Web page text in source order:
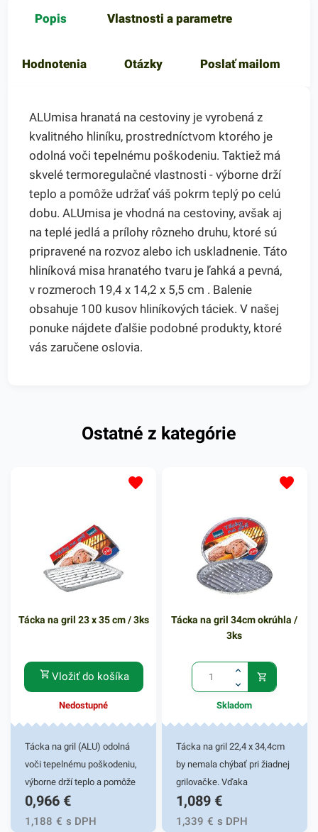
Popis Vlastnosti a parametre
Hodnotenia Otázky Poslať mailom
ALUmisa hranatá na cestoviny je vyrobená z
kvalitného hliníku, prostredníctvom ktorého je
odolná voči tepelnému poškodeniu. Taktiež má
skvelé termoregulačné vlastnosti - výborne drží
teplo a pomôže udržať váš pokrm teplý po celú
dobu. ALUmisa je vhodná na cestoviny, avšak aj
na teplé jedlá a prílohy rôzneho druhu, ktoré sú
pripravené na rozvoz alebo ich uskladnenie. Táto
hliníková misa hranatého tvaru je ľahká a pevná,
v rozmeroch 19,4 x 14,2 x 5,5 cm . Balenie
obsahuje 100 kusov hliníkových táciek. V našej
ponuke nájdete ďalšie podobné produkty, ktoré
vás zaručene oslovia.
Ostatné z kategórie
Tácka na gril 23 x 35 cm / 3ks
Vložiť do košíka
Nedostupné
Tácka na gril (ALU) odolná
voči tepelnému poškodeniu,
výborne drží teplo a pomôže
udržať váš pokrm teplý po
celú dobu. Vhodná pre
0,966 €
1,188 € s DPH
Tácka na gril 34cm okrúhla /
3ks
Skladom
Tácka na gril 22,4 x 34,4cm
by nemala chýbať pri žiadnej
grilovačke. Vďaka
kvalitnému hliníku, z ktorého
je tácka vyrobená, je vhodná
1,089 €
1,339 € s DPH